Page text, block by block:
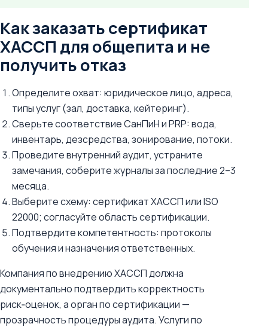
Как заказать сертификат
ХАССП для общепита и не
получить отказ
Определите охват: юридическое лицо, адреса,
типы услуг (зал, доставка, кейтеринг).
Сверьте соответствие СанПиН и PRP: вода,
инвентарь, дезсредства, зонирование, потоки.
Проведите внутренний аудит, устраните
замечания, соберите журналы за последние 2–3
месяца.
Выберите схему: сертификат ХАССП или ISO
22000; согласуйте область сертификации.
Подтвердите компетентность: протоколы
обучения и назначения ответственных.
Компания по внедрению ХАССП должна
документально подтвердить корректность
риск‑оценок, а орган по сертификации —
прозрачность процедуры аудита. Услуги по